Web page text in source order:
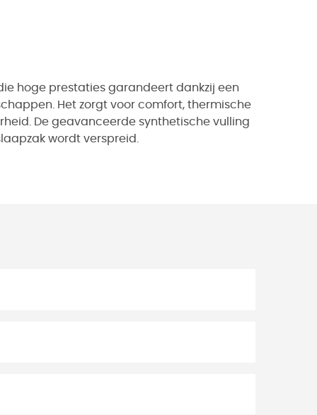
hoge prestaties garandeert dankzij een
Het zorgt voor comfort, thermische
De geavanceerde synthetische vulling
wordt verspreid.